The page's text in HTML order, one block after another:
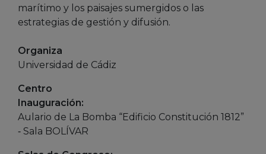
marítimo y los paisajes sumergidos o las
estrategias de gestión y difusión.
Organiza
Universidad de Cádiz
Centro
Inauguración:
Aulario de La Bomba “Edificio Constitución 1812”
‐ Sala BOLÍVAR